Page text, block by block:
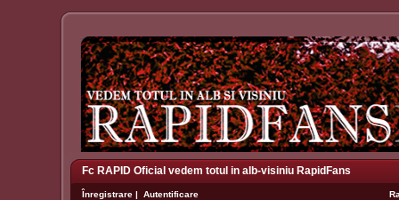
Fc RAPID Oficial vedem totul in alb-visiniu RapidFans
Înregistrare | Autentificare